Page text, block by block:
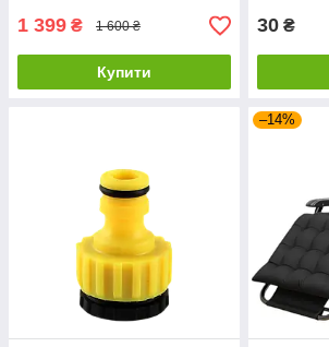
1 399 ₴ 1 600 ₴
Купити
30 ₴
–14%